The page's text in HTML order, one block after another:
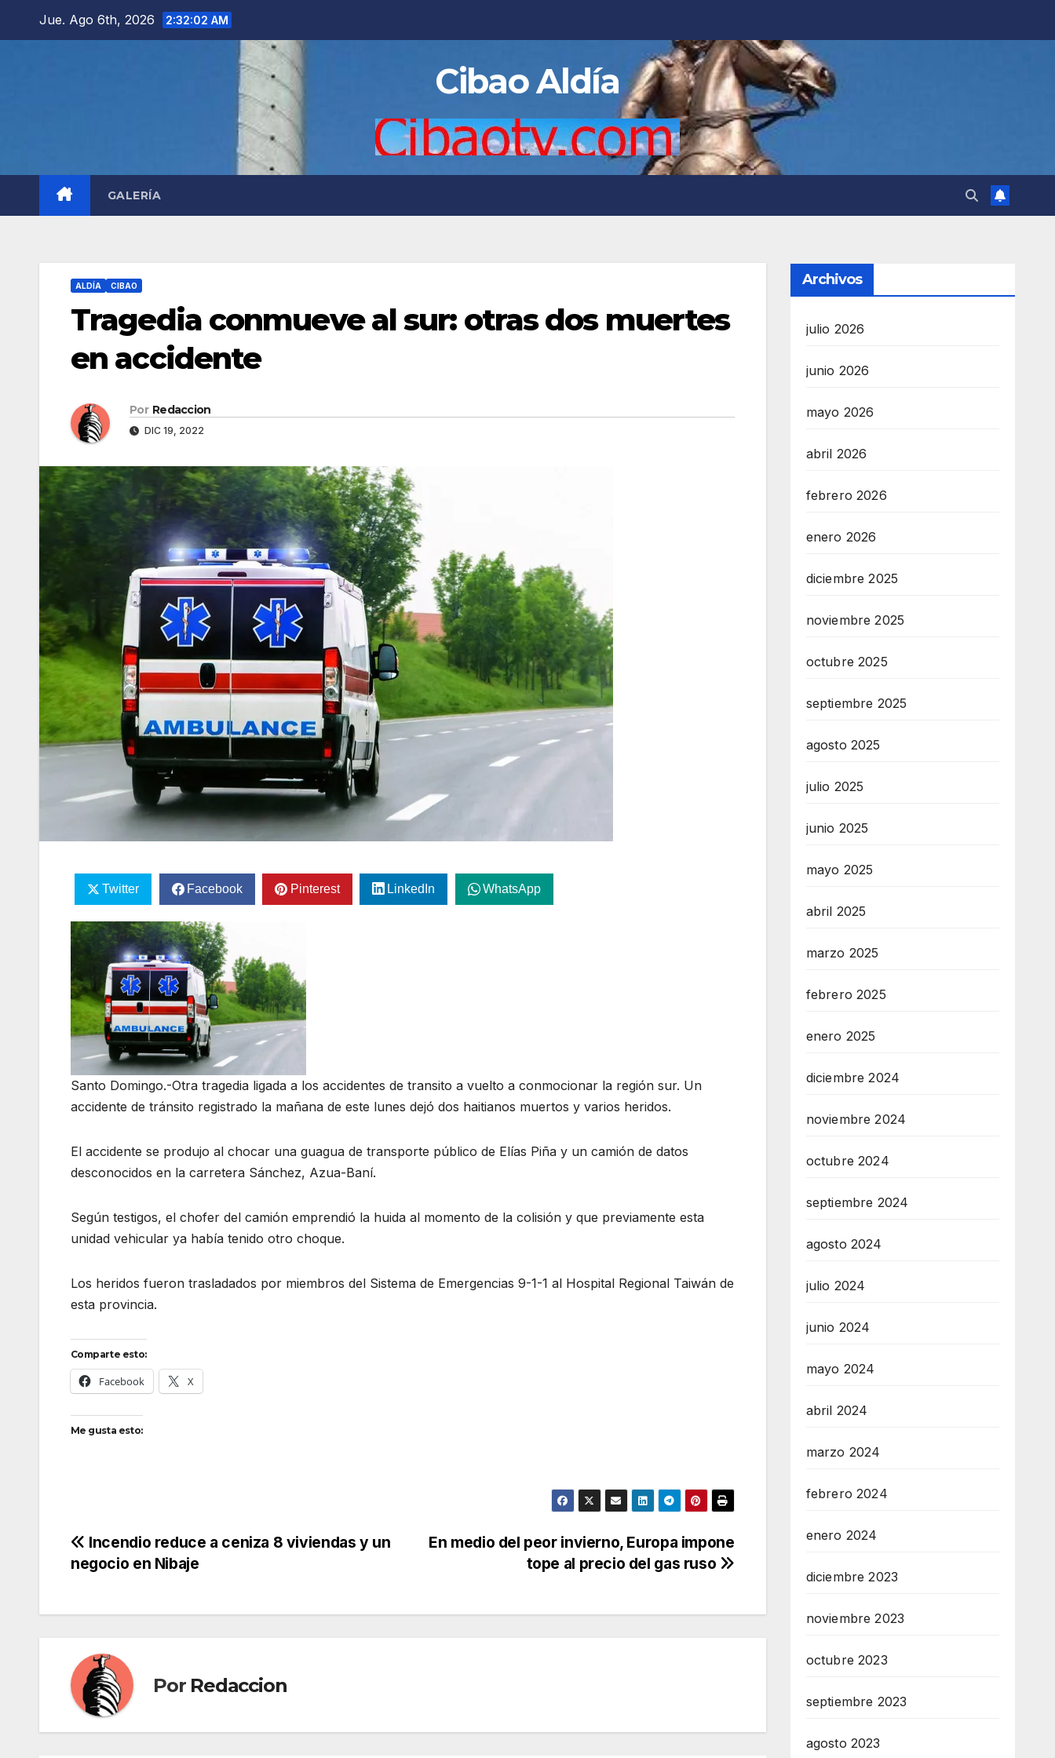
Jue. Ago 6th, 2026 2:32:03 AM
Cibao Aldía
GALERÍA
ALDÍA CIBAO
Tragedia conmueve al sur: otras dos muertes
en accidente
Por Redaccion
DIC 19, 2022
Twitter Facebook Pinterest LinkedIn WhatsApp
Santo Domingo.-Otra tragedia ligada a los accidentes de transito a vuelto a conmocionar la región sur. Un
accidente de tránsito registrado la mañana de este lunes dejó dos haitianos muertos y varios heridos.
El accidente se produjo al chocar una guagua de transporte público de Elías Piña y un camión de datos
desconocidos en la carretera Sánchez, Azua-Baní.
Según testigos, el chofer del camión emprendió la huida al momento de la colisión y que previamente esta
unidad vehicular ya había tenido otro choque.
Los heridos fueron trasladados por miembros del Sistema de Emergencias 9-1-1 al Hospital Regional Taiwán de
esta provincia.
Comparte esto:
Facebook X
Me gusta esto:
Navegación
de
entradas
En medio del peor invierno, Europa impone
tope al precio del gas ruso
Incendio reduce a ceniza 8 viviendas y un
negocio en Nibaje
Por Redaccion
Archivos
julio 2026
junio 2026
mayo 2026
abril 2026
febrero 2026
enero 2026
diciembre 2025
noviembre 2025
octubre 2025
septiembre 2025
agosto 2025
julio 2025
junio 2025
mayo 2025
abril 2025
marzo 2025
febrero 2025
enero 2025
diciembre 2024
noviembre 2024
octubre 2024
septiembre 2024
agosto 2024
julio 2024
junio 2024
mayo 2024
abril 2024
marzo 2024
febrero 2024
enero 2024
diciembre 2023
noviembre 2023
octubre 2023
septiembre 2023
agosto 2023